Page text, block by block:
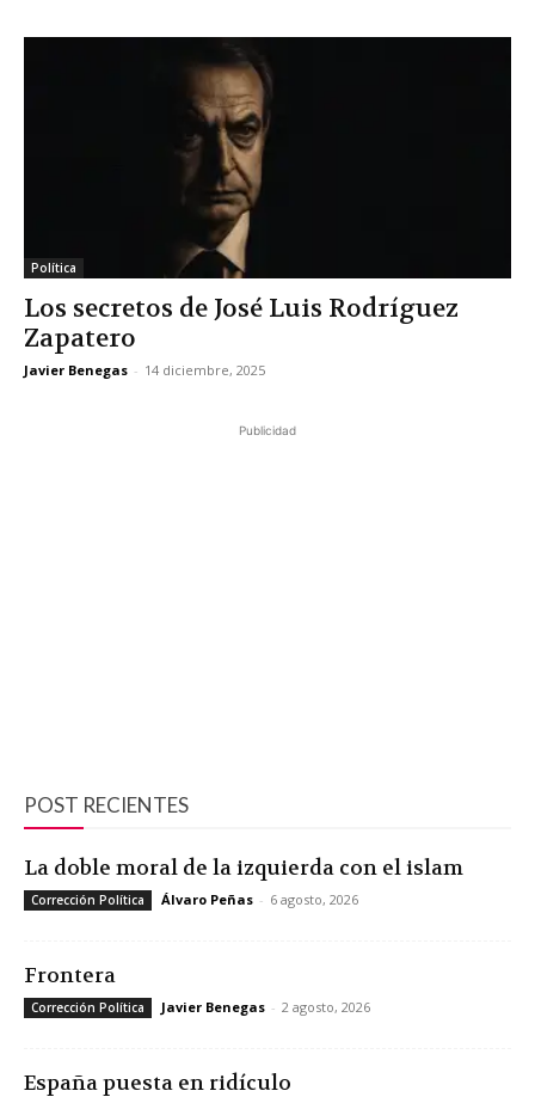
Política
Los secretos de José Luis Rodríguez
Zapatero
Javier Benegas - 14 diciembre, 2025
Publicidad
POST RECIENTES
La doble moral de la izquierda con el islam
Corrección Política Álvaro Peñas - 6 agosto, 2026
Frontera
Corrección Política Javier Benegas - 2 agosto, 2026
España puesta en ridículo